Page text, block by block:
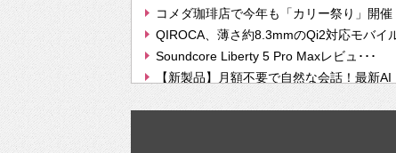
コメダ珈琲店で今年も「カリー祭り」開
QIROCA、薄さ約8.3mmのQi2対応モバイ
Soundcore Liberty 5 Pro Maxレビュ･･･
【新製品】月額不要で自然な会話！最新AI
【次世代の没入感と生産性】VITURE Luma
挫折率8割の壁をAIで突破。ジャストシス